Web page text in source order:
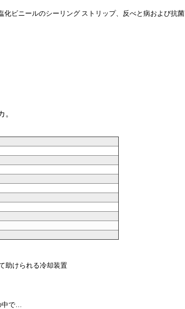
ビニールのシーリング ストリップ、反べと病および抗菌
助けられる冷却装置
で…